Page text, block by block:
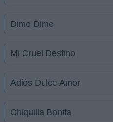
Dime Dime
Mi Cruel Destino
Adiós Dulce Amor
Chiquilla Bonita